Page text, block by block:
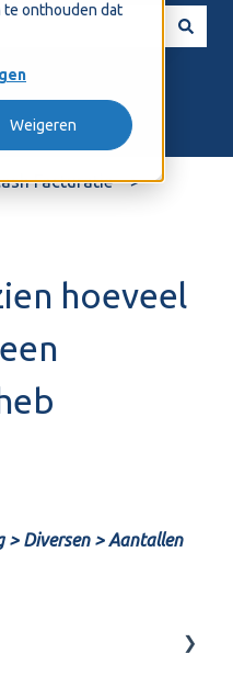
te onthouden dat
Weigeren
Facturatie
hoeveel
> Diversen > Aantallen